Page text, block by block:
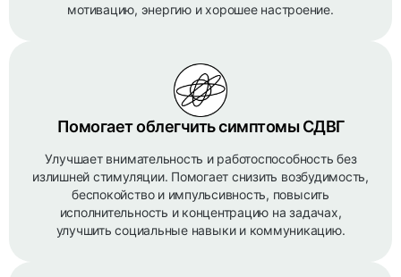
мотивацию, энергию и хорошее настроение.
Помогает облегчить симптомы СДВГ
Улучшает внимательность и работоспособность без
излишней стимуляции. Помогает снизить возбудимость,
беспокойство и импульсивность, повысить
исполнительность и концентрацию на задачах,
улучшить социальные навыки и коммуникацию.